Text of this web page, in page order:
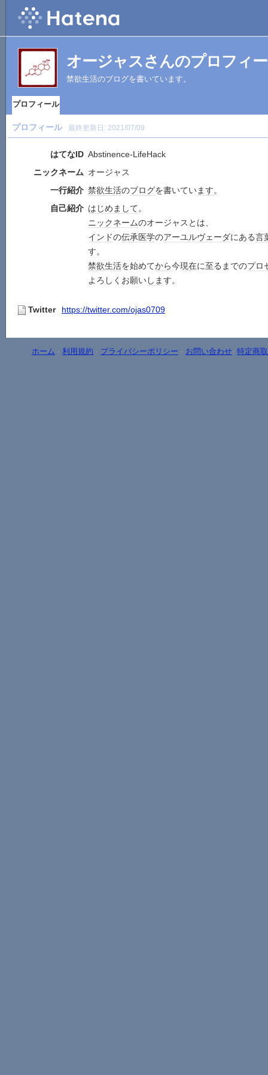
オージャスさんのプロフィ
禁欲生活のブログを書いています。
プロフィール
プロフィール 最終更新日: 2021/07/09
はてなID Abstinence-LifeHack
ニックネーム オージャス
一行紹介 禁欲生活のブログを書いています。
自己紹介 はじめまして。
ニックネームのオージャスとは、
インドの伝承医学のアーユルヴェーダにある言
す。
禁欲生活を始めてから今現在に至るまでのプロ
よろしくお願いします。
Twitter https://twitter.com/ojas0709
ホーム - 利用規約 - プライバシーポリシー - お問い合わせ- 特定商